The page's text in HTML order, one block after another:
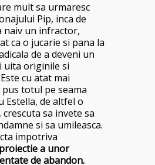
mult sa urmaresc
Pip, inca de
naiv un infractor,
ca o jucarie si pana la
de a deveni un
uita originile si
cu atat mai
totul pe seama
Estella, de altfel o
sa invete sa
si sa umileasca.
impotriva
a unor
de abandon.